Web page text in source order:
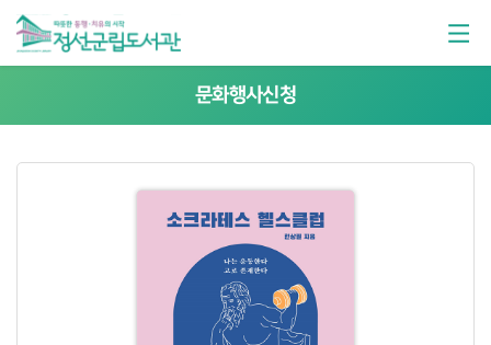
문화행사신청